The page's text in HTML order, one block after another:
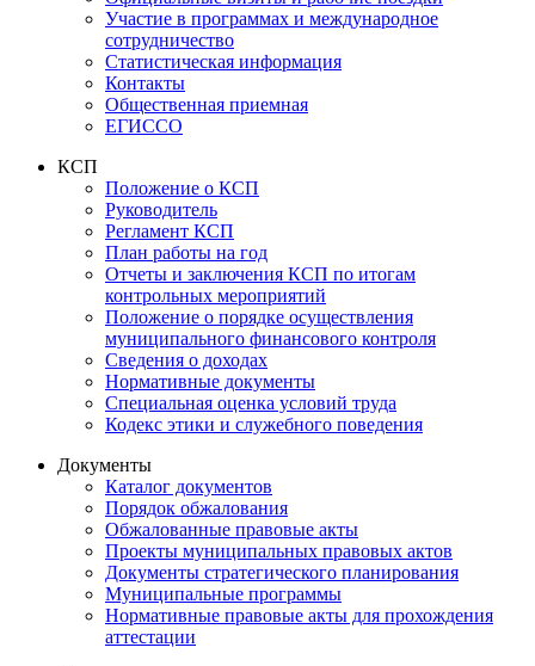
Участие в программах и международное
сотрудничество
Статистическая информация
Контакты
Общественная приемная
ЕГИССО
КСП
Положение о КСП
Руководитель
Регламент КСП
План работы на год
Отчеты и заключения КСП по итогам
контрольных мероприятий
Положение о порядке осуществления
муниципального финансового контроля
Сведения о доходах
Нормативные документы
Специальная оценка условий труда
Кодекс этики и служебного поведения
Документы
Каталог документов
Порядок обжалования
Обжалованные правовые акты
Проекты муниципальных правовых актов
Документы стратегического планирования
Муниципальные программы
Нормативные правовые акты для прохождения
аттестации